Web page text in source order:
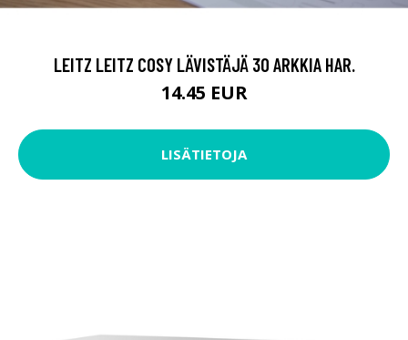
LEITZ LEITZ COSY LÄVISTÄJÄ 30 ARKKIA HAR.
14.45 EUR
LISÄTIETOJA